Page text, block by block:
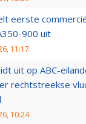
eerste
900 uit
11:17
uit op ABC-
rechtstreekse
10:24